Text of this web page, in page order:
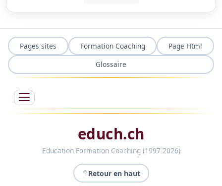
Pages sites Formation Coaching
Page Html
Glossaire
educh.ch
Education Formation Coaching (1997-2026)
Retour en haut